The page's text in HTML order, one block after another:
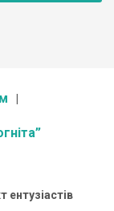
ентузіастів